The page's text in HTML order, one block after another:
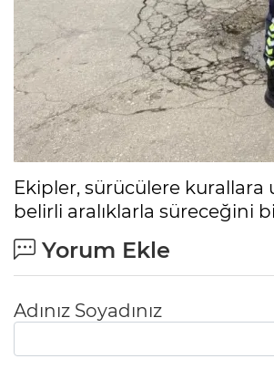
Ekipler, sürücülere
belirli aralıklarla süreceğini
Yorum Ekle
Adınız Soyadınız